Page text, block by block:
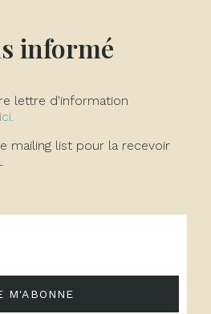
informé
lettre d'information
mailing list pour la recevoir
M'ABONNE